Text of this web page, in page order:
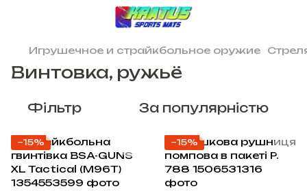
Игрушечное и страйкбольное оружие
Винтовка, ружьё
Фільтр За популярністю
−15% −15%